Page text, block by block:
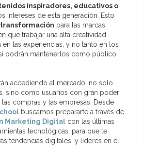
inspiradores, educativos o
intereses de esta generación. Esto
para las marcas,
que trabajar una alta creatividad
en las experiencias, y no tanto en los
podrán mantenerlos como público.
accediendo al mercado, no solo
sino como usuarios con gran poder
compras y las empresas. Desde
buscamos prepararte a través de
Marketing Digital con las últimas
tecnológicas, para que te
tendencias digitales, y lideres en el